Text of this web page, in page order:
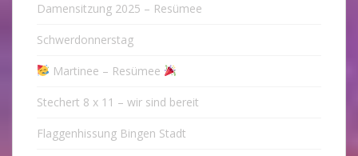
Damensitzung 2025 – Resümee
Schwerdonnerstag
Martinee – Resümee
Stechert 8 x 11 – wir sind bereit
Flaggenhissung Bingen Stadt